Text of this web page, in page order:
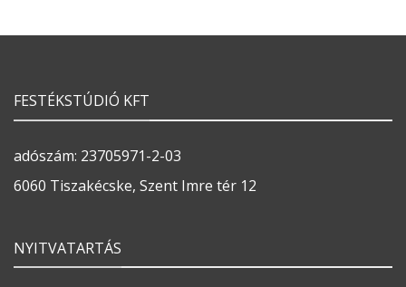
FESTÉKSTÚDIÓ KFT
adószám: 23705971-2-03
6060 Tiszakécske, Szent Imre tér 12
NYITVATARTÁS